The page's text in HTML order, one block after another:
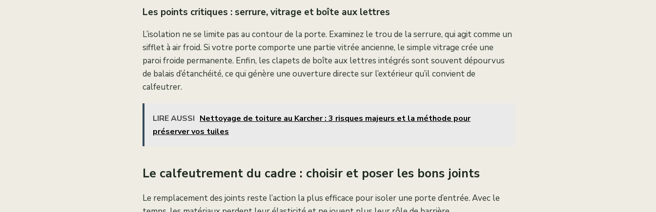
Les points critiques : serrure, vitrage et boîte aux lettres
L’isolation ne se limite pas au contour de la porte. Examinez le trou de la serrure, qui agit comme un
sifflet à air froid. Si votre porte comporte une partie vitrée ancienne, le simple vitrage crée une
paroi froide permanente. Enfin, les clapets de boîte aux lettres intégrés sont souvent dépourvus
de balais d’étanchéité, ce qui génère une ouverture directe sur l’extérieur qu’il convient de
calfeutrer.
LIRE AUSSI Nettoyage de toiture au Karcher : 3 risques majeurs et la méthode pour
préserver vos tuiles
Le calfeutrement du cadre : choisir et poser les bons joints
Le remplacement des joints reste l’action la plus efficace pour isoler une porte d’entrée. Avec le